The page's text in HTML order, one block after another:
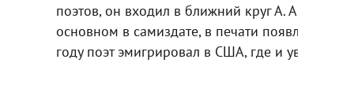
поэтов, он входил в ближний круг А. А.
основном в самиздате, в печати появлялись
году поэт эмигрировал в США, где и увидело